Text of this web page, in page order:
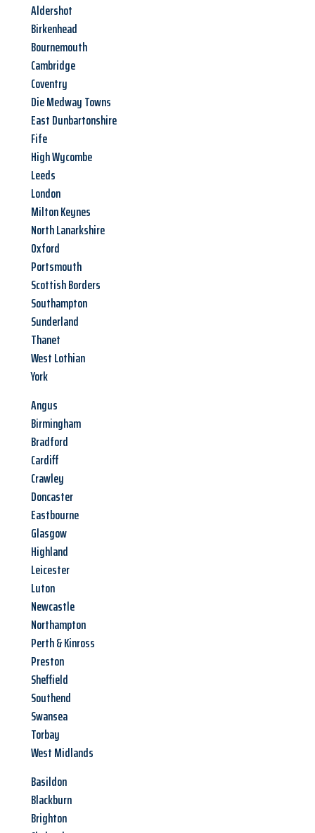
Aldershot
Birkenhead
Bournemouth
Cambridge
Coventry
Die Medway Towns
East Dunbartonshire
Fife
High Wycombe
Leeds
London
Milton Keynes
North Lanarkshire
Oxford
Portsmouth
Scottish Borders
Southampton
Sunderland
Thanet
West Lothian
York
Angus
Birmingham
Bradford
Cardiff
Crawley
Doncaster
Eastbourne
Glasgow
Highland
Leicester
Luton
Newcastle
Northampton
Perth & Kinross
Preston
Sheffield
Southend
Swansea
Torbay
West Midlands
Basildon
Blackburn
Brighton